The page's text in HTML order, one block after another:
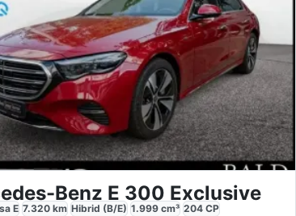
Benz E 300 Exclusive
E 7.320km Hibrid (B/E) 1.999cm³ 204CP